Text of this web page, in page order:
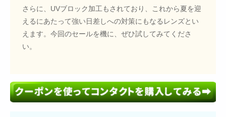
さらに、UVブロック加工もされており、これから夏を迎
えるにあたって強い日差しへの対策にもなるレンズとい
えます。今回のセールを機に、ぜひ試してみてくださ
い。